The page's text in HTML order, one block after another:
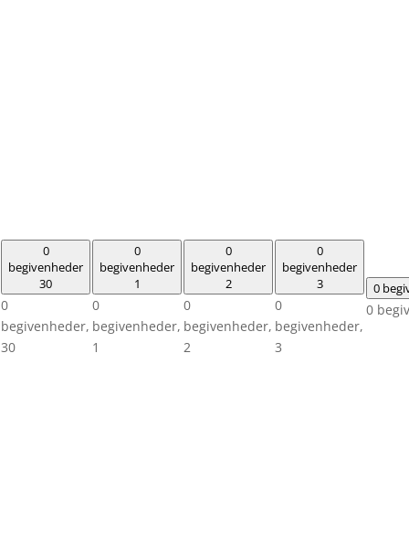
0
begivenheder
30
0
begivenheder,
30
0
begivenheder
1
0
begivenheder,
1
0
begivenheder
2
0
begivenheder,
2
0
begivenheder
3
0
begivenheder,
3
0
0